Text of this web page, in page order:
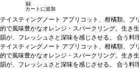
録
カートに追加
テイスティングノート アプリコット、柑橘類、ブ
的で風味豊かなオレンジ・スパークリング。生き
韻が、フレッシュさと深味を感じさせる。 合う料
どと好相性葡萄品種シャルドネ、グルナッシュ
ガニック
テイスティングノート アプリコット、柑橘類、ブ
的で風味豊かなオレンジ・スパークリング。生き
韻が、フレッシュさと深味を感じさせる。 合う料